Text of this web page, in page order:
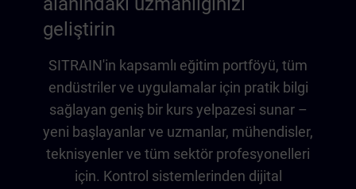
geliştirin
SITRAIN'in kapsamlı eğitim portföyü, tüm
endüstriler ve uygulamalar için pratik bilgi
sağlayan geniş bir kurs yelpazesi sunar –
yeni başlayanlar ve uzmanlar, mühendisler,
teknisyenler ve tüm sektör profesyonelleri
için. Kontrol sistemlerinden dijital